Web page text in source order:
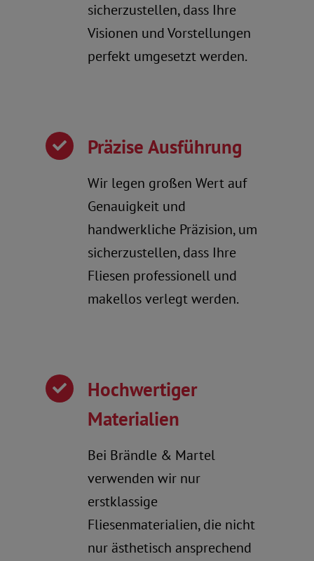
sicherzustellen, dass Ihre
Visionen und Vorstellungen
perfekt umgesetzt werden.
Präzise Ausführung
Wir legen großen Wert auf
Genauigkeit und
handwerkliche Präzision, um
sicherzustellen, dass Ihre
Fliesen professionell und
makellos verlegt werden.
Hochwertiger
Materialien
Bei Brändle & Martel
verwenden wir nur
erstklassige
Fliesenmaterialien, die nicht
nur ästhetisch ansprechend